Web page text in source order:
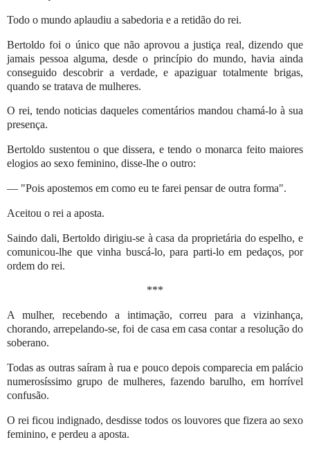
Todo o mundo aplaudiu a sabedoria e a retidão do rei.
Bertoldo foi o único que não aprovou a justiça real, dizendo que
jamais pessoa alguma, desde o princípio do mundo, havia ainda
conseguido descobrir a verdade, e apaziguar totalmente brigas,
quando se tratava de mulheres.
O rei, tendo noticias daqueles comentários mandou chamá-lo à sua
presença.
Bertoldo sustentou o que dissera, e tendo o monarca feito maiores
elogios ao sexo feminino, disse-lhe o outro:
— "Pois apostemos em como eu te farei pensar de outra forma".
Aceitou o rei a aposta.
Saindo dali, Bertoldo dirigiu-se à casa da proprietária do espelho, e
comunicou-lhe que vinha buscá-lo, para parti-lo em pedaços, por
ordem do rei.
***
A mulher, recebendo a intimação, correu para a vizinhança,
chorando, arrepelando-se, foi de casa em casa contar a resolução do
soberano.
Todas as outras saíram à rua e pouco depois comparecia em palácio
numerosíssimo grupo de mulheres, fazendo barulho, em horrível
confusão.
O rei ficou indignado, desdisse todos os louvores que fizera ao sexo
feminino, e perdeu a aposta.